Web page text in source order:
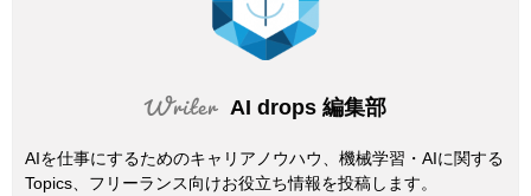
AI drops 編集部
AIを仕事にするためのキャリアノウハウ、機械学習・AIに関する
Topics、フリーランス向けお役立ち情報を投稿します。